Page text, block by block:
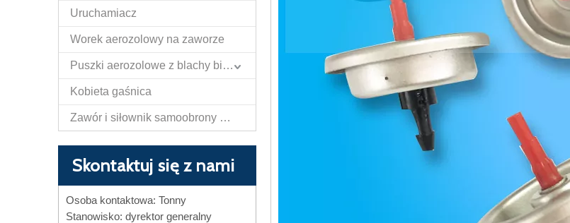
Uruchamiacz
Worek aerozolowy na zaworze
Puszki aerozolowe z blachy białej
Kobieta gaśnica
Zawór i siłownik samoobrony Papper Spray
Skontaktuj się z nami
Osoba kontaktowa: Tonny
Stanowisko: dyrektor generalny